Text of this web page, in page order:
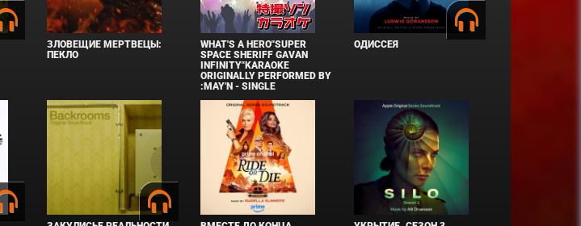
ЗЛОВЕЩИЕ МЕРТВЕЦЫ:
ПЕКЛО
WHAT'S A HERO"SUPER
SPACE SHERIFF GAVAN
INFINITY"KARAOKE
ORIGINALLY PERFORMED BY
:MAY'N - SINGLE
ОДИССЕЯ